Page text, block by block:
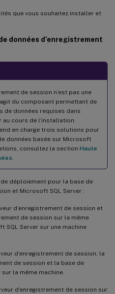
que vous souhaitez installer et
données d’enregistrement
de session n’est pas une
du composant permettant de
de données requises dans
au cours de l’installation.
en charge trois solutions pour
données basée sur Microsoft
consultez la section Haute
déploiement pour la base de
et Microsoft SQL Server :
d’enregistrement de session et
de session sur la même
SQL Server sur une machine
d’enregistrement de session, la
de session et la base de
la même machine.
d’enregistrement de session sur